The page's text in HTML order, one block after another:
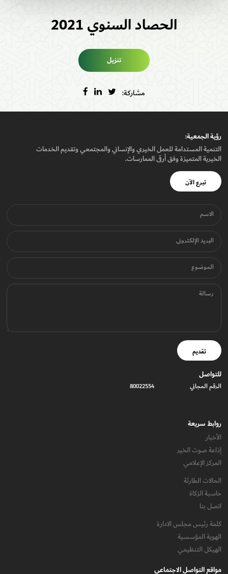
الحصاد السنوي 2021
تنزيل
مشاركة:
رؤيـة الجمعيـة:
التنمية المستدامة للعمل الخيري والإنساني والمجتمعي وتقديم الخدمات
الخيرية المتميزة وفق أرقى الممارسات.
تبرع الآن
الاسم
البريد الإلكتروني
الموضوع
رسالة
تقديم
للتواصل
الرقم المجاني 80022554
روابط سريعة
الأخبار
إذاعة صوت الخير
المركز الإعلامي
الحالات الطارئة
حاسبة الزكاة
اتصل بنا
كلمة رئيس مجلس الادارة
الهوية المؤسسية
الهيكل التنظيمي
مواقع التواصل الاجتماعي